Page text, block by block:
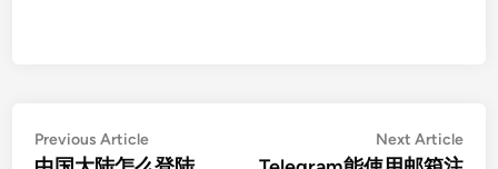
文
Previous ArticlePrevious
article:
Next Article